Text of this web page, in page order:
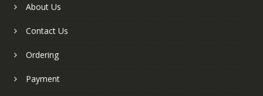
About Us
Contact Us
Ordering
Payment